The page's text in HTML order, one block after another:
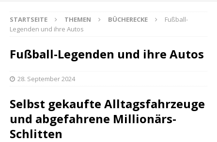
STARTSEITE THEMEN BÜCHERECKE
Fußball-
Legenden und ihre Autos
Fußball-Legenden und ihre Autos
28. September 2024
Selbst gekaufte Alltagsfahrzeuge
und abgefahrene Millionärs-
Schlitten